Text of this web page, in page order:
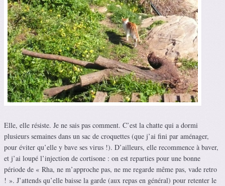
Elle, elle résiste. Je ne sais pas comment. C’est la chatte qui a dormi
plusieurs semaines dans un sac de croquettes (que j’ai fini par aménager,
pour éviter qu’elle y bave ses virus !). D’ailleurs, elle recommence à baver,
et j’ai loupé l’injection de cortisone : on est reparties pour une bonne
période de « Rha, ne m’approche pas, ne me regarde même pas, vade retro
! ». J’attends qu’elle baisse la garde (aux repas en général) pour retenter le